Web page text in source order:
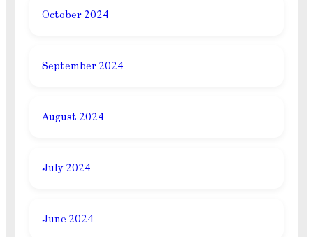
October 2024
September 2024
August 2024
July 2024
June 2024